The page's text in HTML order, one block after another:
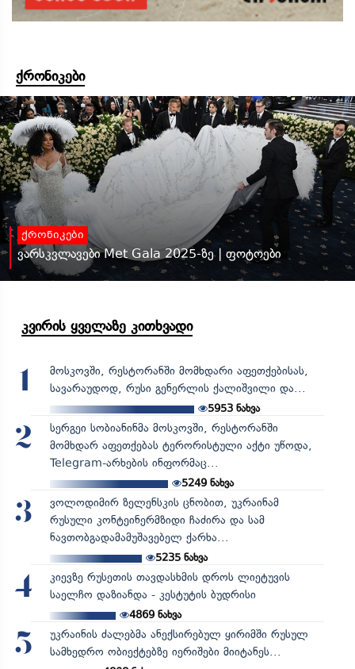
ქრონიკები
ქრონიკები
ვარსკვლავები Met Gala 2025-ზე | ფოტოები
კვირის ყველაზე კითხვადი
1
მოსკოვში, რესტორანში მომხდარი აფეთქებისას,
სავარაუდოდ, რუსი გენერლის ქალიშვილი და...
5953 ნახვა
2
სერგეი სობიანინმა მოსკოვში, რესტორანში
მომხდარ აფეთქებას ტერორისტული აქტი უწოდა,
Telegram-არხების ინფორმაც...
5249ნახვა
3
ვოლოდიმირ ზელენსკის ცნობით, უკრაინამ
რუსული კონტეინერმზიდი ჩაძირა და სამ
ნავთობგადამამუშავებელ ქარხა...
5235ნახვა
4
კიევზე რუსეთის თავდასხმის დროს ლიეტუვის
საელჩო დაზიანდა - კესტუტის ბუდრისი
4869ნახვა
5
უკრაინის ძალებმა ანექსირებულ ყირიმში რუსულ
სამხედრო ობიექტებზე იერიშები მიიტანეს...